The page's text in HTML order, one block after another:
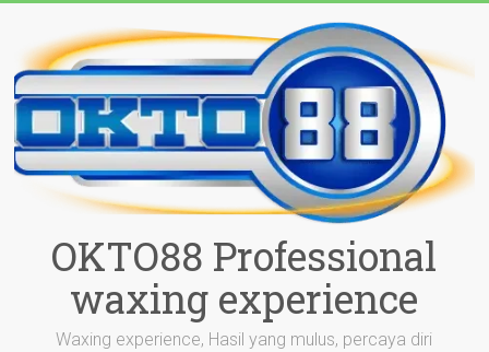
content
OKTO88 Professional
waxing experience
Waxing experience, Hasil yang mulus, percaya diri